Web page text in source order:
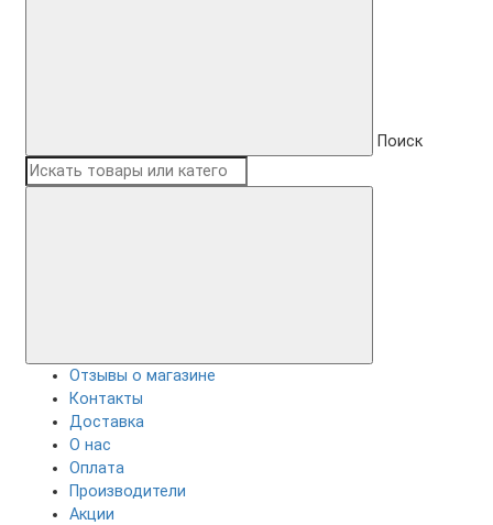
Поиск
Отзывы о магазине
Контакты
Доставка
О нас
Оплата
Производители
Акции